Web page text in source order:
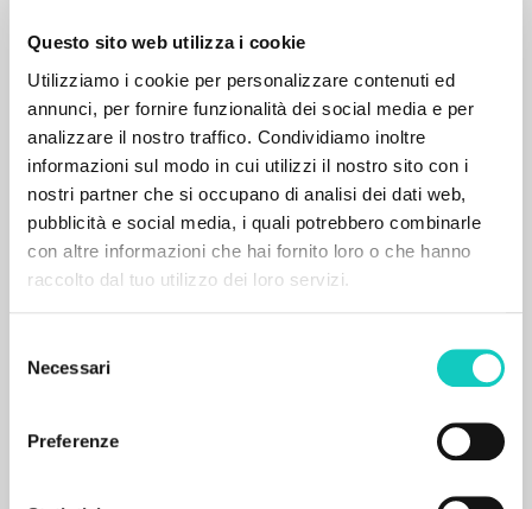
Questo sito web utilizza i cookie
Utilizziamo i cookie per personalizzare contenuti ed
annunci, per fornire funzionalità dei social media e per
analizzare il nostro traffico. Condividiamo inoltre
informazioni sul modo in cui utilizzi il nostro sito con i
nostri partner che si occupano di analisi dei dati web,
pubblicità e social media, i quali potrebbero combinarle
con altre informazioni che hai fornito loro o che hanno
raccolto dal tuo utilizzo dei loro servizi.
delNecessari
Preferenze
A
Z